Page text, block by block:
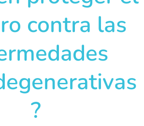
contra las
?